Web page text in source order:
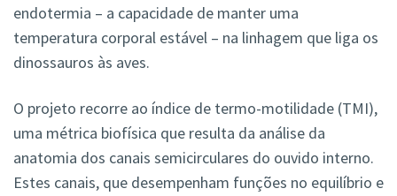
endotermia – a capacidade de manter uma
temperatura corporal estável – na linhagem que liga os
dinossauros às aves.
O projeto recorre ao índice de termo-motilidade (TMI),
uma métrica biofísica que resulta da análise da
anatomia dos canais semicirculares do ouvido interno.
Estes canais, que desempenham funções no equilíbrio e